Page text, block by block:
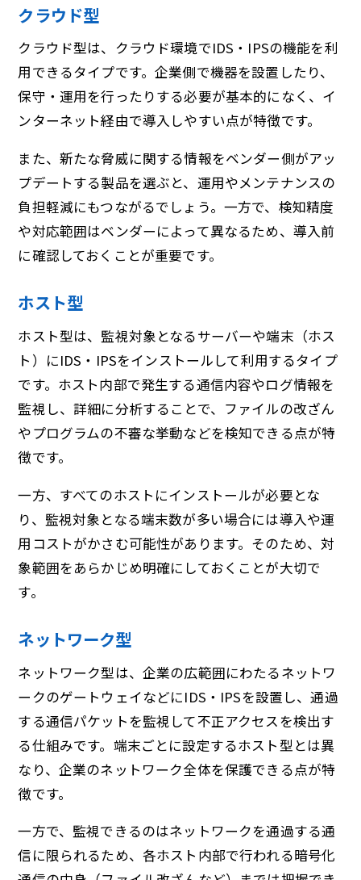
クラウド型
クラウド型は、クラウド環境でIDS・IPSの機能を利
用できるタイプです。企業側で機器を設置したり、
保守・運用を行ったりする必要が基本的になく、イ
ンターネット経由で導入しやすい点が特徴です。
また、新たな脅威に関する情報をベンダー側がアッ
プデートする製品を選ぶと、運用やメンテナンスの
負担軽減にもつながるでしょう。一方で、検知精度
や対応範囲はベンダーによって異なるため、導入前
に確認しておくことが重要です。
ホスト型
ホスト型は、監視対象となるサーバーや端末（ホス
ト）にIDS・IPSをインストールして利用するタイプ
です。ホスト内部で発生する通信内容やログ情報を
監視し、詳細に分析することで、ファイルの改ざん
やプログラムの不審な挙動などを検知できる点が特
徴です。
一方、すべてのホストにインストールが必要とな
り、監視対象となる端末数が多い場合には導入や運
用コストがかさむ可能性があります。そのため、対
象範囲をあらかじめ明確にしておくことが大切で
す。
ネットワーク型
ネットワーク型は、企業の広範囲にわたるネットワ
ークのゲートウェイなどにIDS・IPSを設置し、通過
する通信パケットを監視して不正アクセスを検出す
る仕組みです。端末ごとに設定するホスト型とは異
なり、企業のネットワーク全体を保護できる点が特
徴です。
一方で、監視できるのはネットワークを通過する通
信に限られるため、各ホスト内部で行われる暗号化